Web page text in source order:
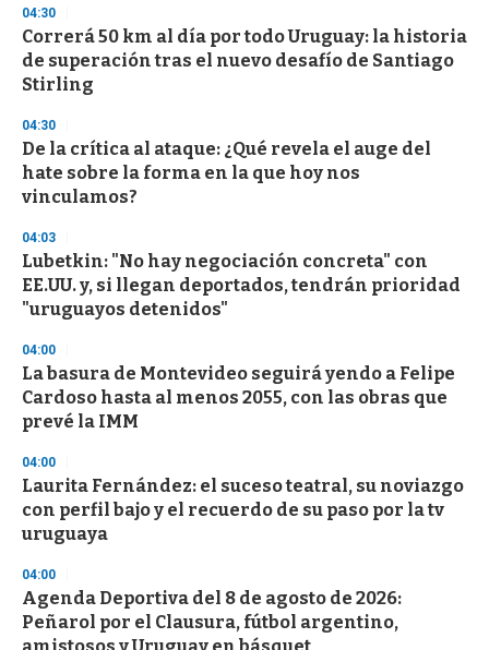
s
e
c
o
n
04:30
Correrá 50 km al día por todo Uruguay: la historia
de superación tras el nuevo desafío de Santiago
Stirling
04:30
De la crítica al ataque: ¿Qué revela el auge del
hate sobre la forma en la que hoy nos
vinculamos?
04:03
Lubetkin: "No hay negociación concreta" con
EE.UU. y, si llegan deportados, tendrán prioridad
"uruguayos detenidos"
04:00
La basura de Montevideo seguirá yendo a Felipe
Cardoso hasta al menos 2055, con las obras que
prevé la IMM
04:00
Laurita Fernández: el suceso teatral, su noviazgo
con perfil bajo y el recuerdo de su paso por la tv
uruguaya
04:00
Agenda Deportiva del 8 de agosto de 2026:
Peñarol por el Clausura, fútbol argentino,